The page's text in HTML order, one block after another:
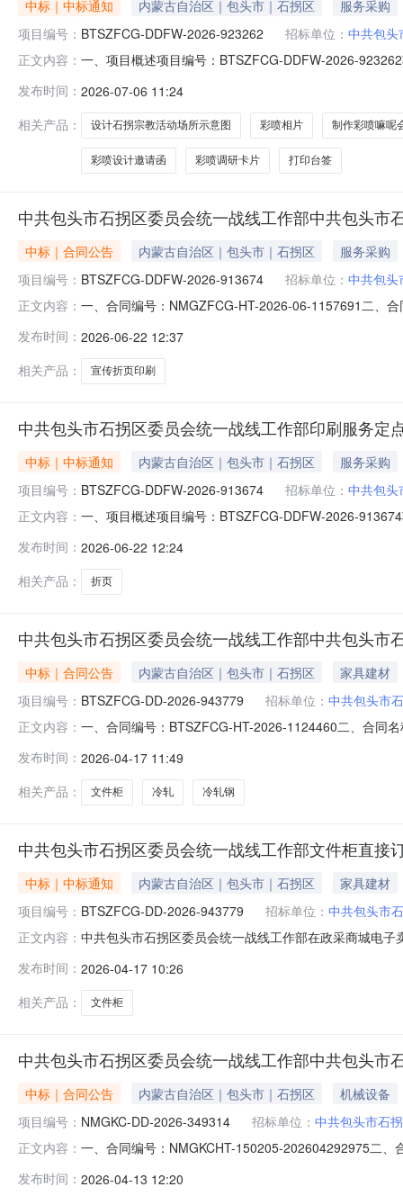
中标｜中标通知 内蒙古自治区｜包头市｜石拐区
服务采购
项目编号： BTSZFCG-DDFW-2026-923262 招标单位： 中共包头
正文内容： 一、项目概述项目编号：BTSZFCG-DDFW-2026-
采购方式：电子卖场（定点服务）二、需求明细编号项
发布时间： 2026-07-06 11:24
相关产品：
设计石拐宗教活动场所示意图 彩喷相片 制作彩喷嘛呢
彩喷设计邀请函 彩喷调研卡片 打印台签
中共包头市石拐区委员会统一战线工作部中共包头
中标｜合同公告 内蒙古自治区｜包头市｜石拐区
服务采购
项目编号： BTSZFCG-DDFW-2026-913674 招标单位： 中共包头
正文内容： 一、合同编号：NMGZFCG-HT-2026-06-1157691二、
市_石拐区喜桂图新区金政大厦A座501联系方式：
发布时间： 2026-06-22 12:37
相关产品：
宣传折页印刷
中共包头市石拐区委员会统一战线工作部印刷服务定
中标｜中标通知 内蒙古自治区｜包头市｜石拐区
服务采购
项目编号： BTSZFCG-DDFW-2026-913674 招标单位： 中共包头
正文内容： 一、项目概述项目编号：BTSZFCG-DDFW-2026-
购方式：电子卖场（定点服务）二、需求明细编号项目
发布时间： 2026-06-22 12:24
相关产品：
折页
中共包头市石拐区委员会统一战线工作部中共包头
中标｜合同公告 内蒙古自治区｜包头市｜石拐区
家具建材
项目编号： BTSZFCG-DD-2026-943779 招标单位： 中共包头市
正文内容： 一、合同编号：BTSZFCG-HT-2026-1124460二、合同
联系方式：18648261349供应商(乙方)：包头市鹏博办
发布时间： 2026-04-17 11:49
相关产品：
文件柜 冷轧 冷轧钢
中共包头市石拐区委员会统一战线工作部文件柜直接
中标｜中标通知 内蒙古自治区｜包头市｜石拐区
家具建材
项目编号： BTSZFCG-DD-2026-943779 招标单位： 中共包头市
正文内容： 中共包头市石拐区委员会统一战线工作部在政采商城电
购方式：电子卖场（协议采购)二、采购结果成交供应商
发布时间： 2026-04-17 10:26
相关产品：
文件柜
中共包头市石拐区委员会统一战线工作部中共包头
中标｜合同公告 内蒙古自治区｜包头市｜石拐区
机械设备
项目编号： NMGKC-DD-2026-349314 招标单位： 中共包头市石
正文内容： 一、合同编号：NMGKCHT-150205-202604292975二
政大厦A座501联系方式：18247739564供应商(乙方)：
发布时间： 2026-04-13 12:20